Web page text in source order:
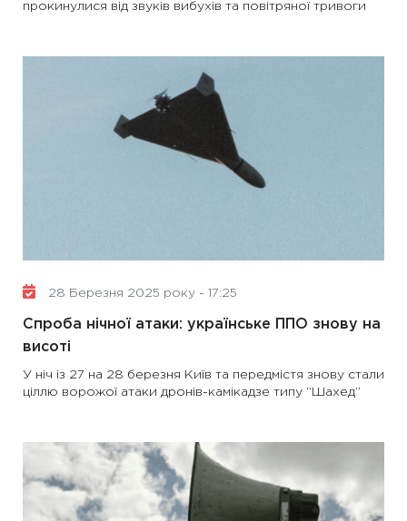
прокинулися від звуків вибухів та повітряної тривоги
28 Березня 2025 року - 17:25
Спроба нічної атаки: українське ППО знову на
висоті
У ніч із 27 на 28 березня Київ та передмістя знову стали
ціллю ворожої атаки дронів-камікадзе типу “Шахед”